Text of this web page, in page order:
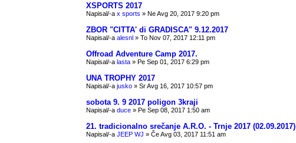
XSPORTS 2017
Napisal/-a x sports » Ne Avg 20, 2017 9:20 pm
ZBOR "CITTA' di GRADISCA" 9.12.2017
Napisal/-a alesnl » To Nov 07, 2017 12:11 pm
Offroad Adventure Camp 2017.
Napisal/-a lasta » Pe Sep 01, 2017 6:29 pm
UNA TROPHY 2017
Napisal/-a jusko » Sr Avg 16, 2017 10:57 pm
sobota 9. 9 2017 poligon 3kraji
Napisal/-a duce » Pe Sep 08, 2017 1:50 am
21. tradicionalno srečanje A.R.O. - Trnje 2017 (02.09.2017)
Napisal/-a JEEP WJ » Če Avg 03, 2017 11:51 am